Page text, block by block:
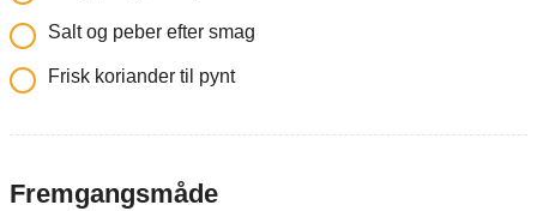
Salt og peber efter smag
Frisk koriander til pynt
Fremgangsmåde